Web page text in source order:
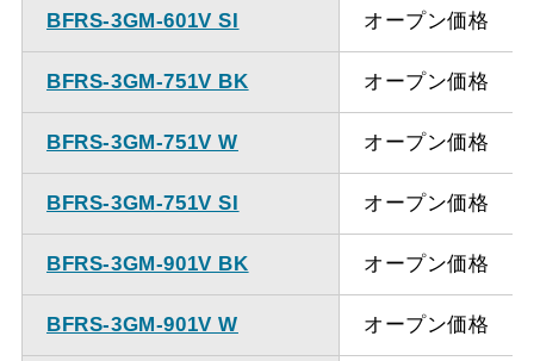
BFRS-3GM-601V SI オープン価格
BFRS-3GM-751V BK オープン価格
BFRS-3GM-751V W オープン価格
BFRS-3GM-751V SI オープン価格
BFRS-3GM-901V BK オープン価格
BFRS-3GM-901V W オープン価格